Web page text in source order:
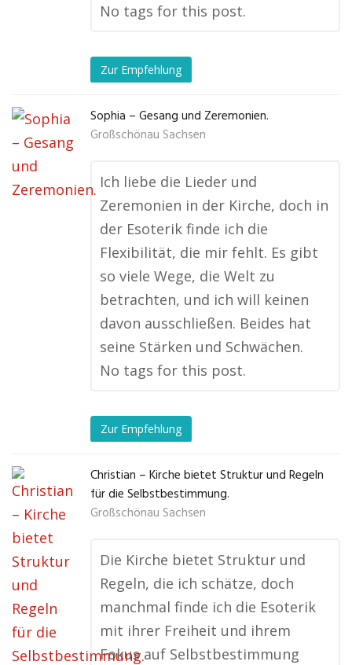
No tags for this post.
Zur Empfehlung
Sophia – Gesang und Zeremonien.
Großschönau Sachsen
Ich liebe die Lieder und
Zeremonien in der Kirche, doch in
der Esoterik finde ich die
Flexibilität, die mir fehlt. Es gibt
so viele Wege, die Welt zu
betrachten, und ich will keinen
davon ausschließen. Beides hat
seine Stärken und Schwächen.
No tags for this post.
Zur Empfehlung
Christian – Kirche bietet Struktur und Regeln
für die Selbstbestimmung.
Großschönau Sachsen
Die Kirche bietet Struktur und
Regeln, die ich schätze, doch
manchmal finde ich die Esoterik
mit ihrer Freiheit und ihrem
Fokus auf Selbstbestimmung